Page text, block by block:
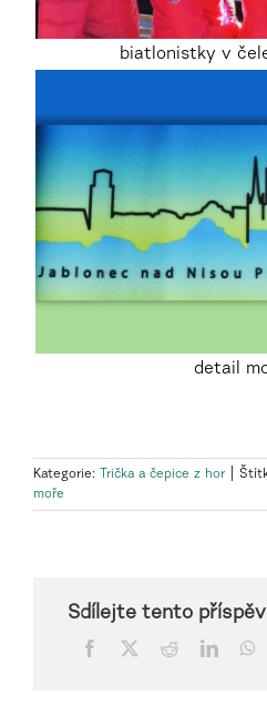
biatlonistky v
detail
Kategorie: Trička a čepice z hor
moře
Sdílejte tento
Facebook Reddit